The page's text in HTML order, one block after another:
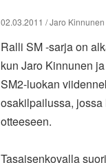
02.03.2011 / Jaro
Ralli SM -sarja on
kun Jaro Kinnunen
SM2-luokan
osakilpailussa,
otteeseen.
Tasaisenkovalla